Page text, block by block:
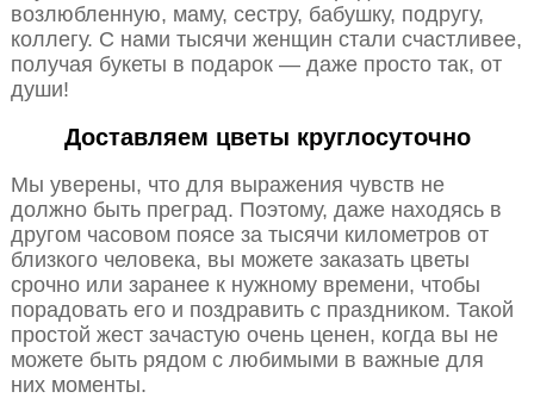
возлюбленную, маму, сестру, бабушку, подругу,
коллегу. С нами тысячи женщин стали счастливее,
получая букеты в подарок — даже просто так, от
души!
Доставляем цветы круглосуточно
Мы уверены, что для выражения чувств не
должно быть преград. Поэтому, даже находясь в
другом часовом поясе за тысячи километров от
близкого человека, вы можете заказать цветы
срочно или заранее к нужному времени, чтобы
порадовать его и поздравить с праздником. Такой
простой жест зачастую очень ценен, когда вы не
можете быть рядом с любимыми в важные для
них моменты.